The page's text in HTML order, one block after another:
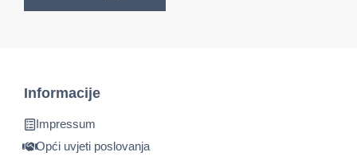
Informacije
Impressum
Opći uvjeti poslovanja